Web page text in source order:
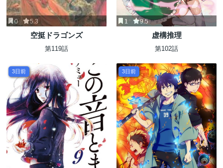
0 5.3
空挺ドラゴンズ
第119話
1 9.5
虚構推理
第102話
3日前 3日前